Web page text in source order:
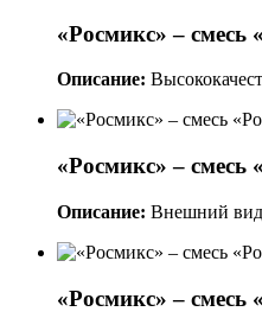
«Росмикс» – смесь
Описание:
«Росмикс» – смесь
Описание: Внешний вид
«Росмикс» –